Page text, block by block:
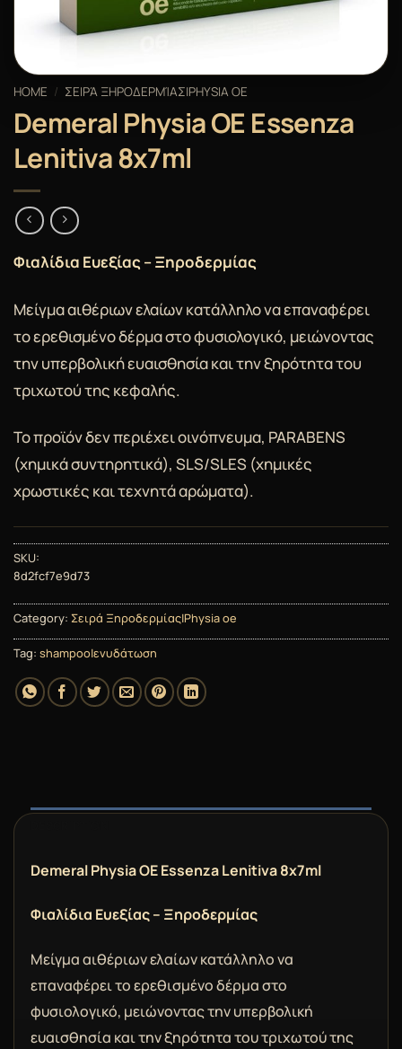
HOME / ΣΕΙΡΆ ΞΗΡΟΔΕΡΜΊΑΣ|PHYSIA OE
Demeral Physia OE Essenza
Lenitiva 8x7ml
Φιαλίδια Ευεξίας – Ξηροδερμίας
Μείγμα αιθέριων ελαίων κατάλληλο να επαναφέρει
το ερεθισμένο δέρμα στο φυσιολογικό, μειώνοντας
την υπερβολική ευαισθησία και την ξηρότητα του
τριχωτού της κεφαλής.
Το προϊόν δεν περιέχει οινόπνευμα, PARABENS
(χημικά συντηρητικά), SLS/SLES (χημικές
χρωστικές και τεχνητά αρώματα).
SKU:
8d2fcf7e9d73
Category: Σειρά Ξηροδερμίας|Physia oe
Tag: shampoo|ενυδάτωση
Demeral Physia OE Essenza Lenitiva 8x7ml
Φιαλίδια Ευεξίας – Ξηροδερμίας
Μείγμα αιθέριων ελαίων κατάλληλο να
επαναφέρει το ερεθισμένο δέρμα στο
φυσιολογικό, μειώνοντας την υπερβολική
ευαισθησία και την ξηρότητα του τριχωτού της